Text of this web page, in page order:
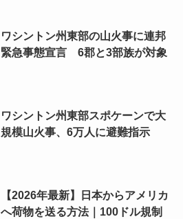
ワシントン州東部の山火事に連邦
緊急事態宣言 6郡と3部族が対象
ワシントン州東部スポケーンで大
規模山火事、6万人に避難指示
【2026年最新】日本からアメリカ
へ荷物を送る方法｜100ドル規制